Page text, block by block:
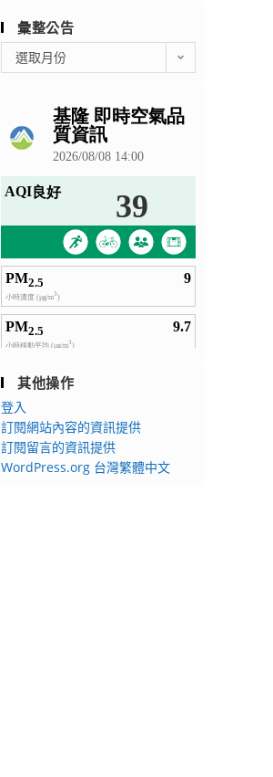
彙整公告
整
選取月份
其他操作
登入
訂閱網站內容的資訊提供
訂閱留言的資訊提供
WordPress.org 台灣繁體中文